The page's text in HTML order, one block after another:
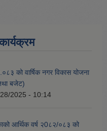
को वार्षिक नगर विकास योजना
बजेट)
2025 - 10:14
आर्थिक वर्ष २0८२/०८३ को